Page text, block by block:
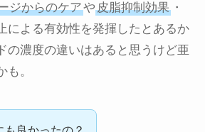
ジからのケアや皮脂抑制効果・
による有効性を発揮したとあるか
の濃度の違いはあると思うけど亜
。